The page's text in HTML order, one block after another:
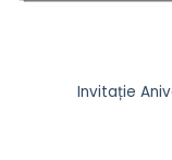
Invitație